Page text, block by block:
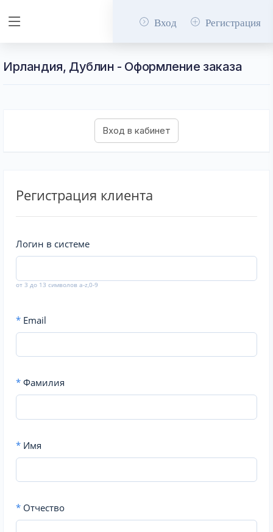
Вход Регистрация
Ирландия, Дублин - Оформление заказа
Регистрация клиента
Логин в системе
от 3 до 13 символов a-z,0-9
* Email
* Фамилия
* Имя
* Отчество